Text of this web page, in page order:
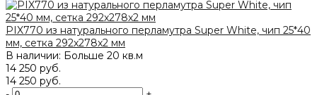
PIX770 из натурального перламутра Super White, чип 25*40
мм, сетка 292х278х2 мм
В наличии: Больше 20 кв.м
14 250 руб.
14 250 руб.